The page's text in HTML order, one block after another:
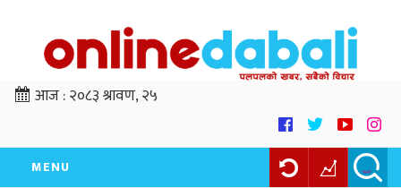
आज :२०८३ श्रावण, २५
MENU